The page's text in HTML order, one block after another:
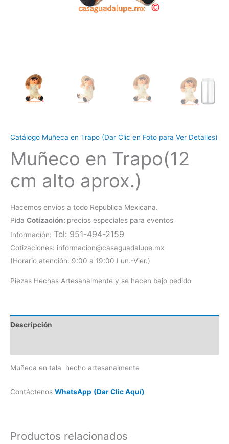
Catálogo Muñeca en Trapo (Dar Clic en Foto para Ver Detalles)
Muñeco en Trapo(12
cm alto aprox.)
Hacemos envíos a todo Republica Mexicana.
Pida Cotización: precios especiales para eventos
Información: Tel: 951-494-2159
Cotizaciones: informacion@casaguadalupe.mx
(Horario atención: 9:00 a 19:00 Lun.-Vier.)
Piezas Hechas Artesanalmente y se hacen bajo pedido
Descripción
Muñeca en tala hecho artesanalmente
Contáctenos WhatsApp (Dar Clic Aquí)
Productos relacionados